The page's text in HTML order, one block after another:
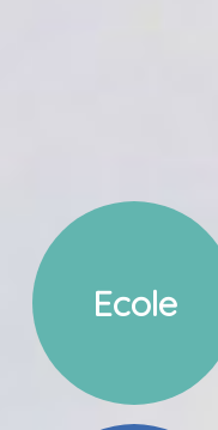
Ecole